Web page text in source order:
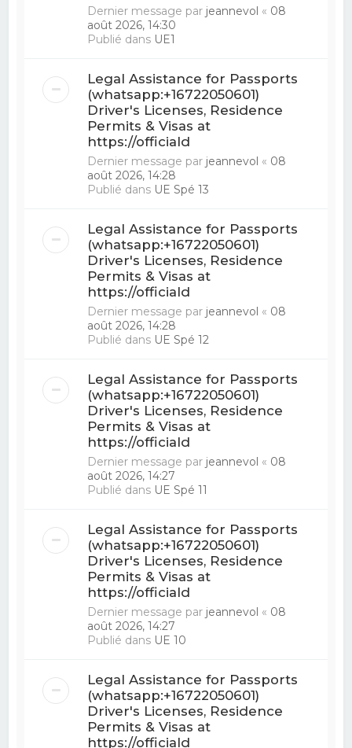
Dernier message par jeannevol « 08
août 2026, 14:30
Publié dans UE1
Legal Assistance for Passports
(whatsapp:+16722050601)
Driver's Licenses, Residence
Permits & Visas at
https://officiald
Dernier message par jeannevol « 08
août 2026, 14:28
Publié dans UE Spé 13
Legal Assistance for Passports
(whatsapp:+16722050601)
Driver's Licenses, Residence
Permits & Visas at
https://officiald
Dernier message par jeannevol « 08
août 2026, 14:28
Publié dans UE Spé 12
Legal Assistance for Passports
(whatsapp:+16722050601)
Driver's Licenses, Residence
Permits & Visas at
https://officiald
Dernier message par jeannevol « 08
août 2026, 14:27
Publié dans UE Spé 11
Legal Assistance for Passports
(whatsapp:+16722050601)
Driver's Licenses, Residence
Permits & Visas at
https://officiald
Dernier message par jeannevol « 08
août 2026, 14:27
Publié dans UE 10
Legal Assistance for Passports
(whatsapp:+16722050601)
Driver's Licenses, Residence
Permits & Visas at
https://officiald